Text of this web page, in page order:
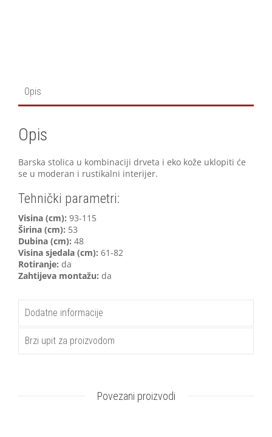
Opis
Opis
Barska stolica u kombinaciji drveta i eko kože uklopiti će
se u moderan i rustikalni interijer.
Tehnički parametri:
Visina (cm): 93-115
Širina (cm): 53
Dubina (cm): 48
Visina sjedala (cm): 61-82
Rotiranje: da
Zahtijeva montažu: da
Dodatne informacije
Brzi upit za proizvodom
Povezani proizvodi